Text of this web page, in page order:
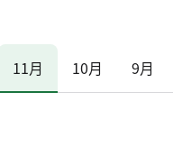
11月 10月 9月